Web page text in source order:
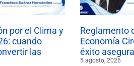
por el Clima y
cuando
las
Reglamento
Economía
éxito
5 agosto, 2026